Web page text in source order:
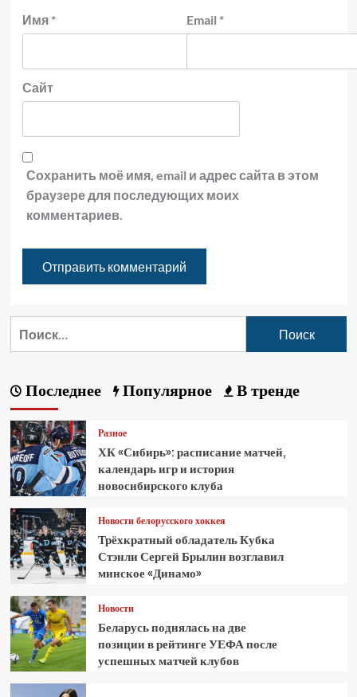
Имя * Email *
Сайт
Сохранить моё имя, email и адрес сайта в этом
браузере для последующих моих
комментариев.
Последнее Популярное В тренде
Разное
ХК «Сибирь»: расписание матчей,
календарь игр и история
новосибирского клуба
Новости белорусского хоккея
Трёхкратный обладатель Кубка
Стэнли Сергей Брылин возглавил
минское «Динамо»
Новости
Беларусь поднялась на две
позиции в рейтинге УЕФА после
успешных матчей клубов